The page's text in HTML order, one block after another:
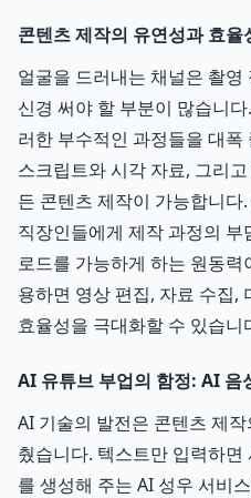
콘텐츠 제작의 유연성과 효율
얼굴을 드러내는 채널은 촬
신경 써야 할 부분이 많습니
러한 부수적인 과정들을 대
스크립트와 시각 자료, 그리
든 콘텐츠 제작이 가능합니
직장인들에게 제작 과정의
로드를 가능하게 하는 원동
용하면 영상 편집, 자료 수집,
효율성을 극대화할 수 있습니
AI 유튜브 부업의 함정: AI 음
AI 기술의 발전은 콘텐츠 제
췄습니다. 텍스트만 입력하
를 생성해 주는 AI 성우 서비